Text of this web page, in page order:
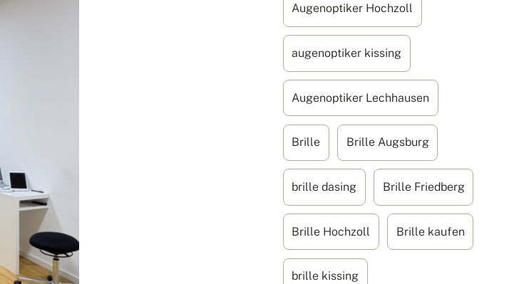
Augenoptiker Hochzoll
augenoptiker kissing
Augenoptiker Lechhausen
Brille Brille Augsburg
brille dasing Brille Friedberg
Brille Hochzoll Brille kaufen
brille kissing